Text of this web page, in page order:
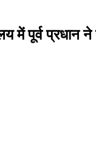
में पूर्व प्रधान